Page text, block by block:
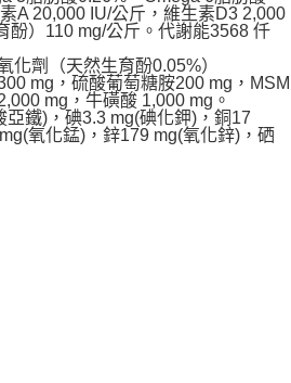
A 20,000 IU/公斤，維生素D3 2,000
酚）110 mg/公斤。代謝能3568 仟
化劑（天然生育酚0.05%）
mg，硫酸葡萄糖胺200 mg，MSM
mg，牛磺酸 1,000 mg。
鐵)，碘3.3 mg(碘化鉀)，銅17
氧化錳)，鋅179 mg(氧化鋅)，硒